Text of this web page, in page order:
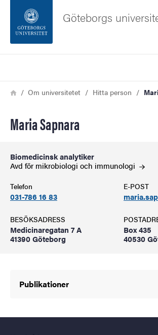
Sidfoten
Göteborgs
Länkstig
HemOm universitetet Hitta person
Maria Sapnara
Biomedicinsk analytiker
Avd för mikrobiologi och immunologi
Telefon
031-786 16 83
E-POST
BESÖKSADRESS
Medicinaregatan 7 A
41390 Göteborg
Box 435
40530
Publikationer